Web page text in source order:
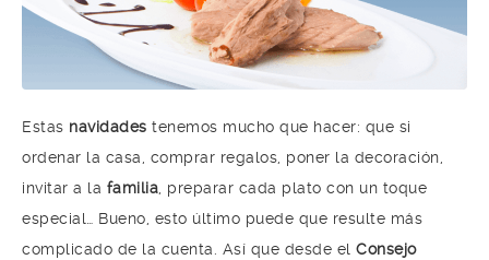
Estas navidades tenemos mucho que hacer: que si
ordenar la casa, comprar regalos, poner la decoración,
invitar a la familia, preparar cada plato con un toque
especial… Bueno, esto último puede que resulte más
complicado de la cuenta. Así que desde el Consejo